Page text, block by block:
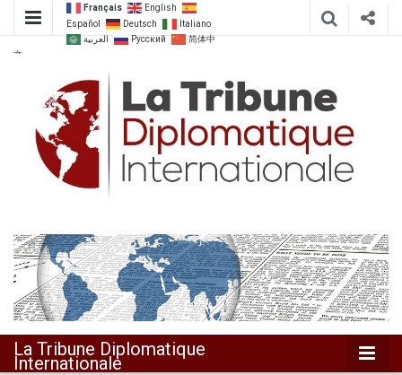
Français
English
Español
Deutsch
Italiano
العربية
Русский
简体中
文
La Tribune
Diplomatique
Internationale
La Tribune Diplomatique
Internationale